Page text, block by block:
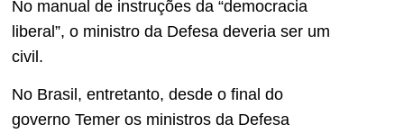
No manual de instruções da “democracia
liberal”, o ministro da Defesa deveria ser um
civil.
No Brasil, entretanto, desde o final do
governo Temer os ministros da Defesa